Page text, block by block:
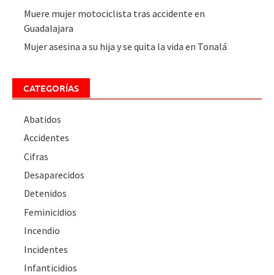
Muere mujer motociclista tras accidente en
Guadalajara
Mujer asesina a su hija y se quita la vida en Tonalá
CATEGORÍAS
Abatidos
Accidentes
Cifras
Desaparecidos
Detenidos
Feminicidios
Incendio
Incidentes
Infanticidios